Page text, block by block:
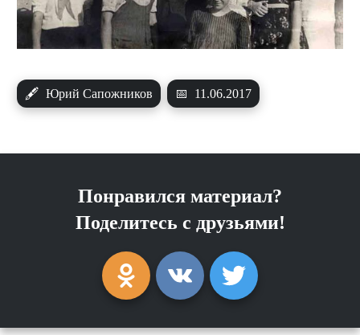
🖋 Юрий Сапожников 📅 11.06.2017
Понравился материал?
Поделитесь с друзьями!